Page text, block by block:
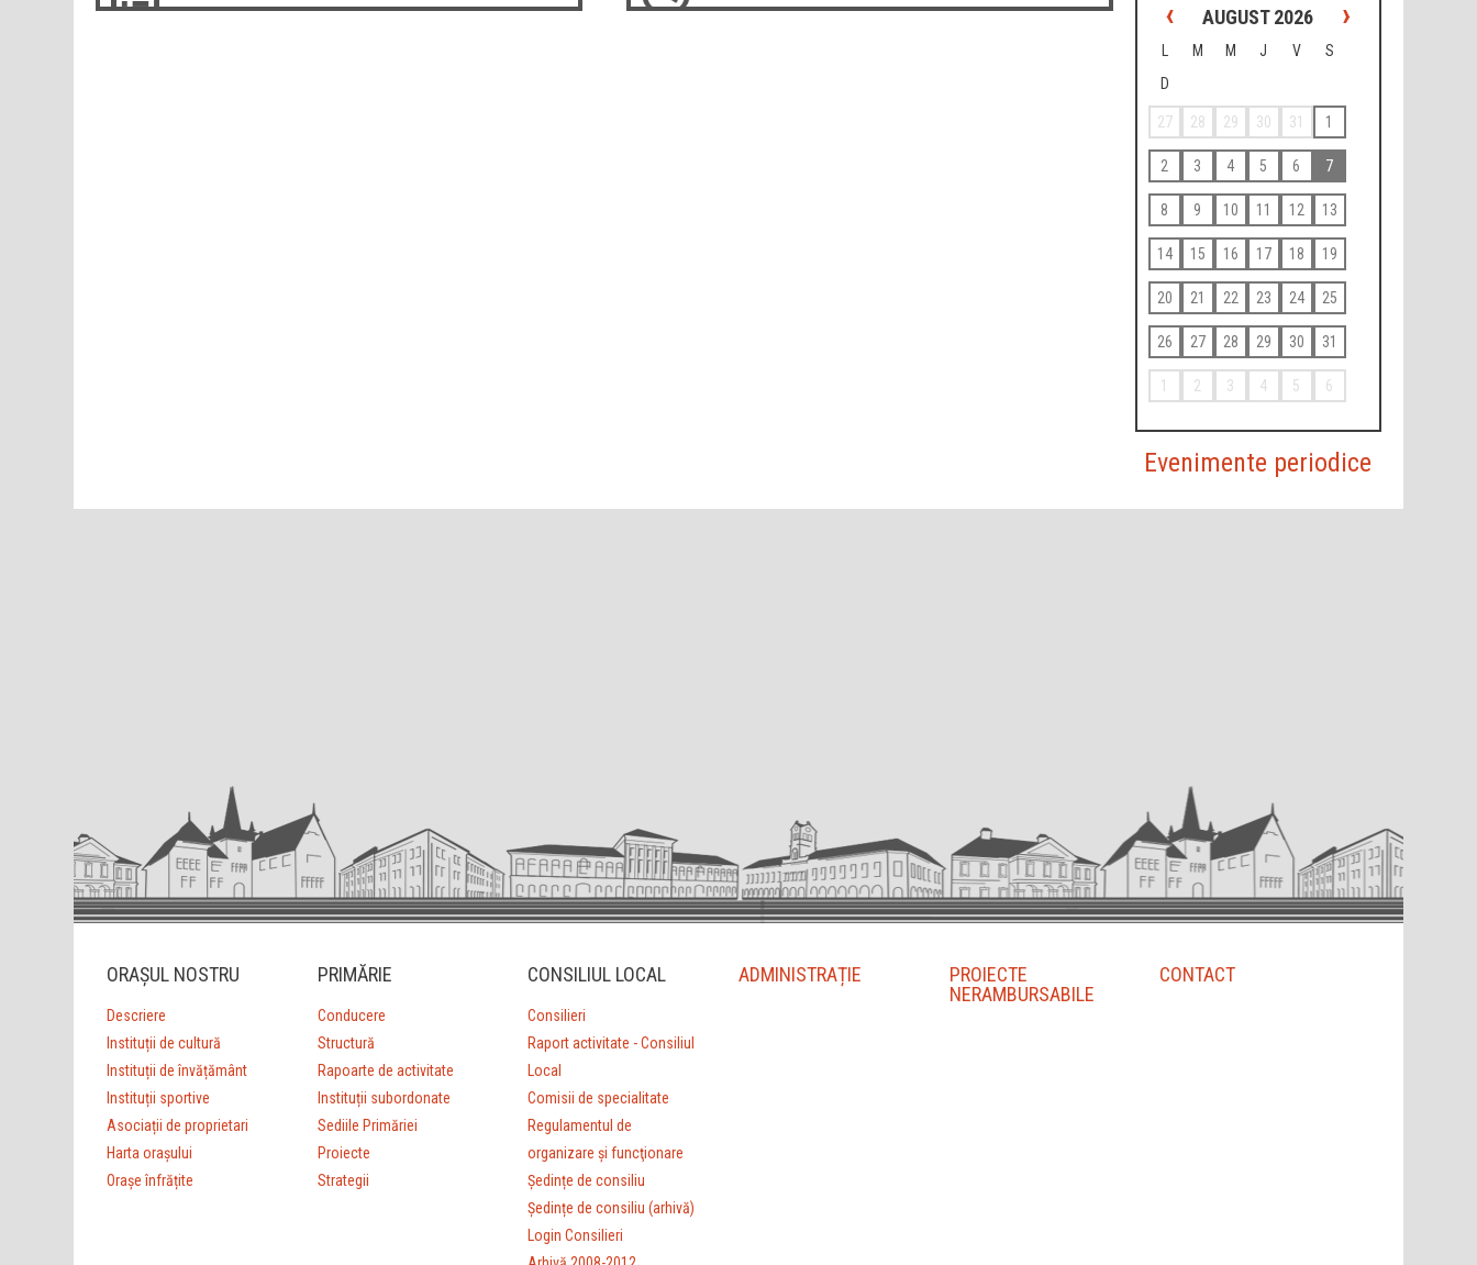
‹ AUGUST 2026 ›
L M M J V
S
D
27 28 29 30 31 1
2 3 4 5 6 7
8 9 10 11 12 13
14 15 16 17 18 19
20 21 22 23 24 25
26 27 28 29 30 31
1 2 3 4 5 6
Evenimente periodice
ORAȘUL NOSTRU
Descriere
Instituții de cultură
Instituții de învățământ
Instituții sportive
Asociații de proprietari
Harta orașului
Orașe înfrățite
PRIMĂRIE
Conducere
Structură
Rapoarte de activitate
Instituții subordonate
Sediile Primăriei
Proiecte
Strategii
CONSILIUL LOCAL
Consilieri
Raport activitate - Consiliul
Local
Comisii de specialitate
Regulamentul de
organizare şi funcţionare
Ședințe de consiliu
Ședințe de consiliu (arhivă)
Login Consilieri
ADMINISTRAȚIE
PROIECTE
NERAMBURSABILE
CONTACT